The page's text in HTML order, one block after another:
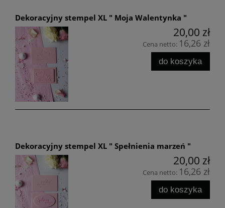
Dekoracyjny stempel XL " Moja Walentynka "
20,00 zł
Cena netto: 16,26 zł
do koszyka
Dekoracyjny stempel XL " Spełnienia marzeń "
20,00 zł
Cena netto: 16,26 zł
do koszyka